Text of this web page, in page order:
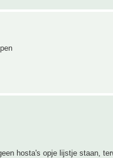
hosta's opje lijstje staan,